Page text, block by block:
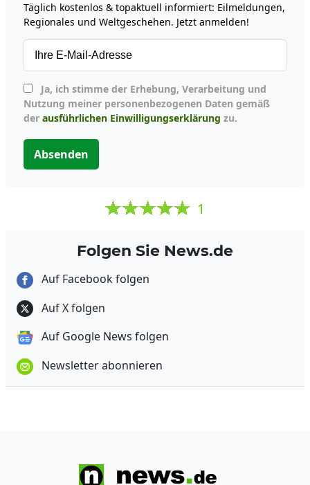
Täglich kostenlos & topaktuell informiert: Eilmeldungen,
Regionales und Weltgeschehen. Jetzt anmelden!
Nutzung meiner personenbezogenen Daten gemäß
der ausführlichen Einwilligungserklärung zu.
Absenden
1
Folgen Sie News.de
Auf Facebook folgen
Auf X folgen
Auf Google News folgen
Newsletter abonnieren